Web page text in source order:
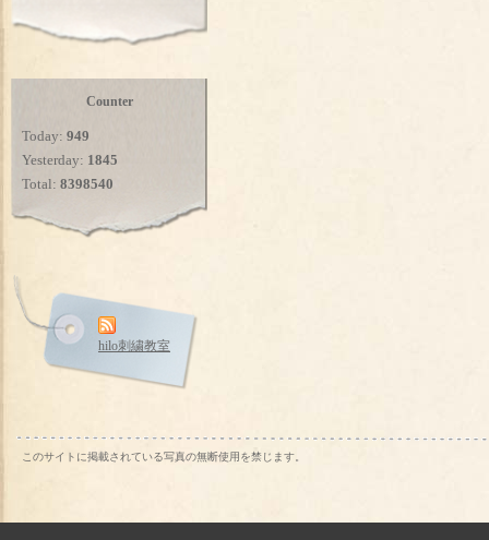
Counter
Today: 949
Yesterday: 1845
Total: 8398540
hilo刺繍教室
このサイトに掲載されている写真の無断使用を禁じます。